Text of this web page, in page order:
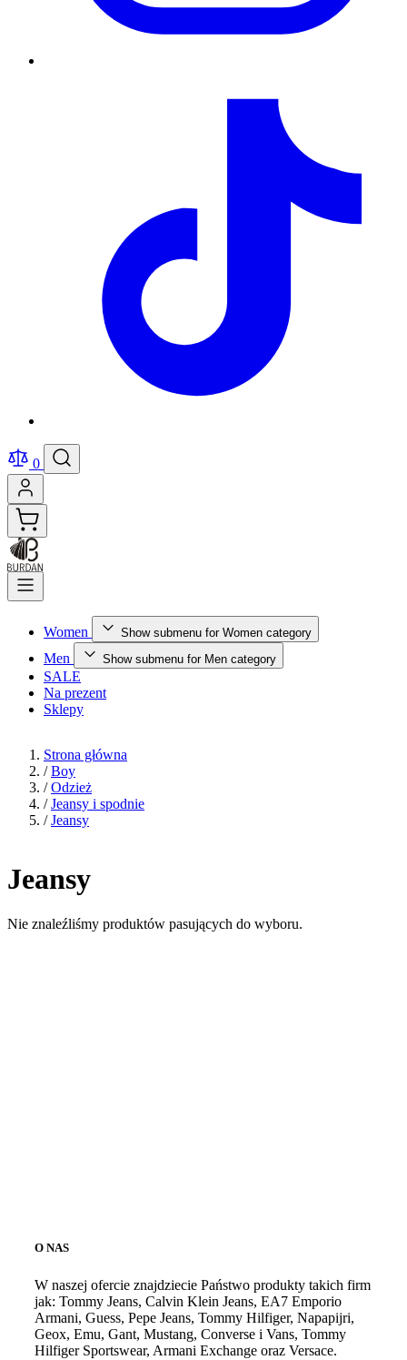
0
Women Show submenu for Women category
Men Show submenu for Men category
SALE
Na prezent
Sklepy
Strona główna
/ Boy
/ Odzież
/ Jeansy i spodnie
/ Jeansy
Jeansy
Nie znaleźliśmy produktów pasujących do wyboru.
O NAS
W naszej ofercie znajdziecie Państwo produkty takich firm
jak: Tommy Jeans, Calvin Klein Jeans, EA7 Emporio
Armani, Guess, Pepe Jeans, Tommy Hilfiger, Napapijri,
Geox, Emu, Gant, Mustang, Converse i Vans, Tommy
Hilfiger Sportswear, Armani Exchange oraz Versace.